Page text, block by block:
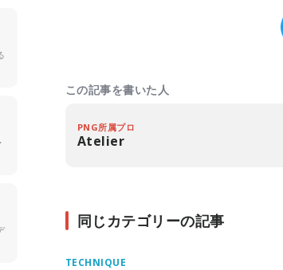
この記事を書いた人
PNG所属プロ
Atelier
同じカテゴリーの記事
TECHNIQUE